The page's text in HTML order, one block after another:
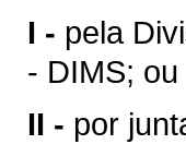
I - pela
- DIMS; ou
II - por